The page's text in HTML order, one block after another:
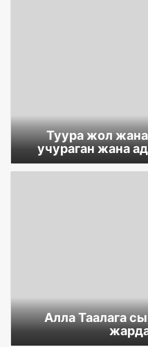
Туура жол
учураган жана
Алла Таалага